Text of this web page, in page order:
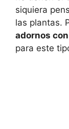
siquiera
las plantas.
adornos
para este